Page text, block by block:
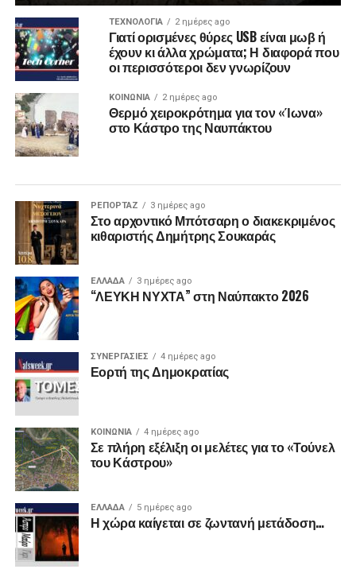
ΤΕΧΝΟΛΟΓΙΑ 2 ημέρες ago
Γιατί ορισμένες θύρες USB είναι μωβ ή
έχουν κι άλλα χρώματα; Η διαφορά που
οι περισσότεροι δεν γνωρίζουν
ΚΟΙΝΩΝΙΑ 2 ημέρες ago
Θερμό χειροκρότημα για τον «Ίωνα»
στο Κάστρο της Ναυπάκτου
ΡΕΠΟΡΤΑΖ 3 ημέρες ago
Στο αρχοντικό Μπότσαρη ο διακεκριμένος
κιθαριστής Δημήτρης Σουκαράς
ΕΛΛΑΔΑ 3 ημέρες ago
“ΛΕΥΚΗ ΝΥΧΤΑ” στη Ναύπακτο 2026
ΣΥΝΕΡΓΑΣΙΕΣ 4 ημέρες ago
Εορτή της Δημοκρατίας
ΚΟΙΝΩΝΙΑ 4 ημέρες ago
Σε πλήρη εξέλιξη οι μελέτες για το «Τούνελ
του Κάστρου»
ΕΛΛΑΔΑ 5 ημέρες ago
Η χώρα καίγεται σε ζωντανή μετάδοση…